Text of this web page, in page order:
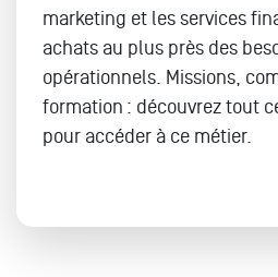
marketing et les services
achats au plus près des
opérationnels. Missions,
formation : découvrez tout
pour accéder à ce métier.